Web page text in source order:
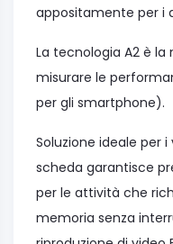
appositamente per i
La tecnologia A2 è
misurare le
per gli smartphone).
Soluzione ideale per
scheda garantisce
per le attività che
memoria senza